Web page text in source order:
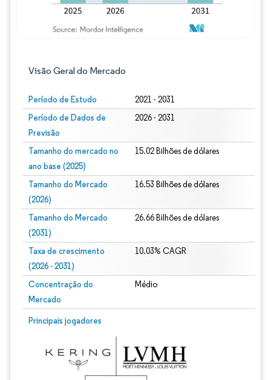
Visão Geral do Mercado
Período de Estudo 2021 - 2031
Período de Dados de
Previsão
2026 - 2031
Tamanho do mercado no
ano base (2025)
15.02 Bilhões de dólares
Tamanho do Mercado
(2026)
16.53 Bilhões de dólares
Tamanho do Mercado
(2031)
26.66 Bilhões de dólares
Taxa de crescimento
(2026 - 2031)
10.03% CAGR
Concentração do
Mercado
Médio
Principais jogadores
Imagem © Mordor Intelligence. O reuso requer atribuição conforme CC BY 4.0.